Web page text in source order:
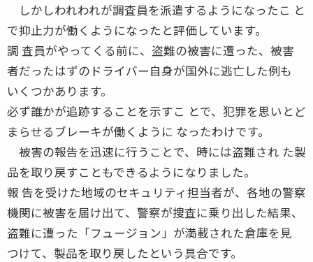
しかしわれわれが調査員を派遣するようになったこ と
で抑止力が働くようになったと評価しています。
調 査員がやってくる前に、盗難の被害に遭った、被害
者だったはずのドライバー自身が国外に逃亡した例も
いくつかあります。
必ず誰かが追跡することを示すこ とで、犯罪を思いとど
まらせるブレーキが働くように なったわけです。
被害の報告を迅速に行うことで、時には盗難され た製
品を取り戻すこともできるようになりました。
報 告を受けた地域のセキュリティ担当者が、各地の警察
機関に被害を届け出て、警察が捜査に乗り出した結果、
盗難に遭った「フュージョン」が満載された倉庫を見
つけて、製品を取り戻したという具合です。